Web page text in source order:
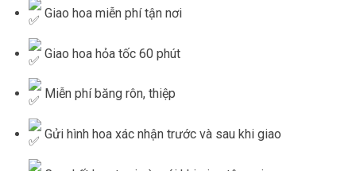
Giao hoa miễn phí tận nơi
Giao hoa hỏa tốc 60 phút
Miễn phí băng rôn, thiệp
Gửi hình hoa xác nhận trước và sau khi giao